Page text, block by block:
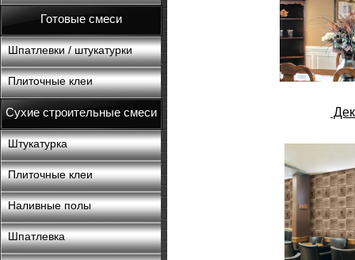
Готовые смеси
Шпатлевки / штукатурки
Плиточные клеи
Сухие строительные смеси
Штукатурка
Плиточные клеи
Наливные полы
Шпатлевка